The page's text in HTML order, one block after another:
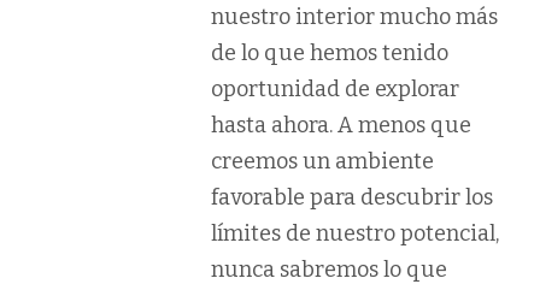
nuestro interior mucho más
de lo que hemos tenido
oportunidad de explorar
hasta ahora. A menos que
creemos un ambiente
favorable para descubrir los
límites de nuestro potencial,
nunca sabremos lo que